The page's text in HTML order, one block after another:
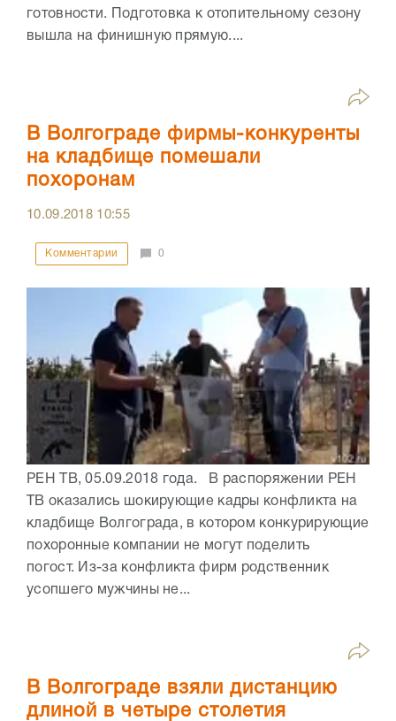
готовности. Подготовка к отопительному сезону
вышла на финишную прямую....
В Волгограде фирмы-конкуренты
на кладбище помешали
похоронам
10.09.2018 10:55
Комментарии 0
РЕН ТВ, 05.09.2018 года. В распоряжении РЕН
ТВ оказались шокирующие кадры конфликта на
кладбище Волгограда, в котором конкурирующие
похоронные компании не могут поделить
погост. Из-за конфликта фирм родственник
усопшего мужчины не...
В Волгограде взяли дистанцию
длиной в четыре столетия